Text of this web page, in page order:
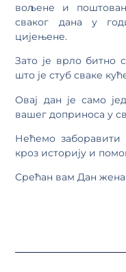
вољене и
сваког дана у
цијењене.
Зато је врло битно
што је стуб сваке
Овај дан је само
вашег доприноса у
Нећемо заборавити
кроз историју и
Срећан вам Дан жена